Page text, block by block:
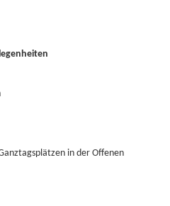
in der Offenen